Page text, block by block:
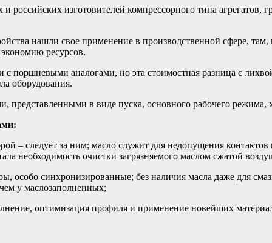
изготовителей компрессорного типа
нашли свое применение в производственной сфере,
ресурсов.
поршневыми аналогами, но эта стоимостная разница с
оборудования.
представленными в виде пуска, основного рабочего
– следует за ним; масло служит для недопущения
необходимость очистки загрязняемого маслом сжатой
синхронизированные; без наличия масла даже для
у маслозаполненных;
оптимизация профиля и применение новейших